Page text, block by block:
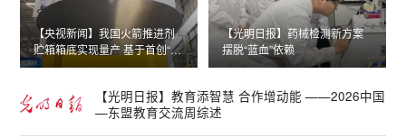
【央视新闻】我国火箭推进剂
贮箱箱底实现量产 基于首创“超
低温成形技术”缩短制造周期
【光明日报】药械检测新方案
摆脱“蓝血”依赖
【光明日报】教育添智慧 合作增动能 ——2026中国
—东盟教育交流周综述